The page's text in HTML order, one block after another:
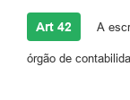
Art 42 A
órgão de